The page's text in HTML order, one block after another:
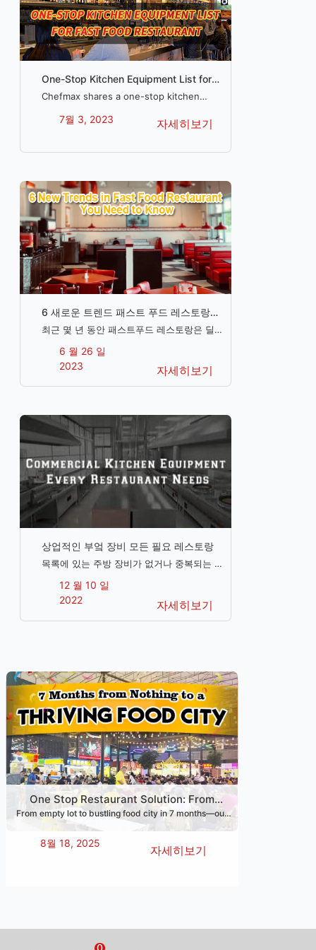
One-Stop Kitchen Equipment List for
Fast Food Restaurant
Chefmax shares a one-stop kitchen
equipment description and selection
planning to open your own fast food
7월 3, 2023 자세히보기
6 새로운 트렌드 패스트 푸드 레스토랑에
서 필요하신 알
최근 몇 년 동안 패스트푸드 레스토랑은 딜레
픽업, 더 건강한 식단, 더 자동화되고 다용도
화된 장비와 같은 새로운 변화에 직면하게 되
6 월 26 일
2023
자세히보기
상업적인 부엌 장비 모든 필요 레스토랑
목록에 있는 주방 장비가 없거나 중복되는 것
방에 필요한 장비 목록을 사업을 시작할 준비
가 된 모든 사람과 공유합니다.
12 월 10 일
2022
자세히보기
One Stop Restaurant Solution: From
Empty Lot to Food City in Just 7 Months
From empty lot to bustling food city in 7 months—our
One Stop Restaurant Solution covers design, setup &
training to make your restaurant dream real.
8월 18, 2025
자세히보기